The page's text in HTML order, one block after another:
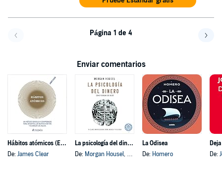
Página 1 de 4
Enviar comentarios
Hábitos atómicos (Español neutro)
De: James Clear
La psicología del dinero
De: Morgan Housel, y otros
La Odisea
De: Homero
De: